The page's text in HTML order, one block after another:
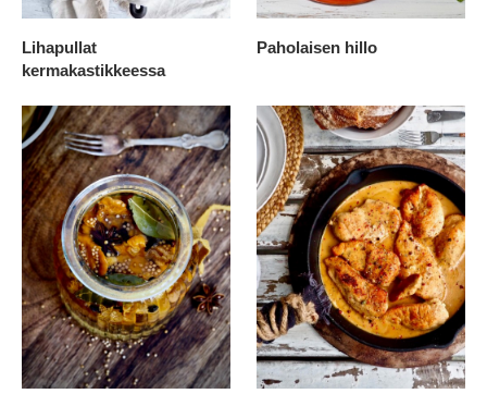
Lihapullat
kermakastikkeessa
Paholaisen hillo